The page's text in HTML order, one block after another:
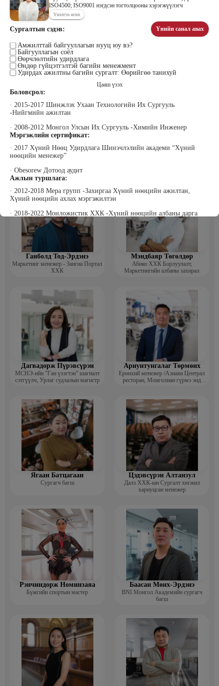
ISO4500; ISO9001 нэгдсэн тогтолцооны хэрэгжүүлэгч
Үнэлгээ өгөх
Сургалтын сэдэв: Үнийн санал авах
Амжилттай байгууллагын нууц юу вэ?
Байгууллагын соёл
Өөрчлөлтийн удирдлага
Өндөр гүйцэтгэлтэй багийн менежмент
Удирдах ажилтны багийн сургалт: Өөрийгөө танихуй
Цааш үзэх
Боловсрол:
· 2015-2017 Шинжлэх Ухаан Технологийн Их Сургууль
-Нийгмийн ажилтан
· 2008-2012 Монгол Улсын Их Сургууль -Химийн Инженер
Мэргэжлийн сертификат:
· 2017 Хүний Нөөц Удирдлага Шинэчлэлийн академи “Хүний
нөөцийн менежер”
· Obesorew Дотоод аудит
Ажлын туршлага:
· 2012-2018 Мера групп -Захиргаа Хүний нөөцийн ажилтан,
Хүний нөөцийн ахлах мэргэжилтэн
· 2018-2022 Монложистик ХХК -Хүний нөөцийн албаны дарга
· Явуу Импекс ХХК -Захиргаа, Хүний нөөцийн албаны дарга
· Таван Орд ХХК -ISO9001 стандарт авах ажлын хүрээнд Чанарын
менежер
· Элит цэцэрлэг -Гүйцэтгэх захирал
Наран анд консалтинг” ХХК-ийн
Захирал
Бээжин Солонгоо
Франклинкови Монгол ХХК
Уранбор Сэмбэрүү
Прус Центр ХХК-ийн Хяналт
шинжилгээ үнэлгээний дарга
ISO4500; ISO9001 нэгдсэн
тогтолцооны хэрэгжүүлэгч
Энхбаатар Ичинхорлоо
Ганболд Тод-Эрдэнэ
Маркетинг менежер - Зангиа Портал
ХХК
Мэндбаяр Төгөлдөр
Абико ХХК Борлуулалт,
Маркетингийн албаны захирал
Дагвадорж Пүрэвсүрэн
МСНЭ-ийн "Ган үзэгтэн" шагналт
сэтгүүлч, Урлаг судлалын магистр
Ариунтунгалаг Төрмөнх
Ерөнхий менежер /Азиана Централ
ресторан, Монголиан гүрмэ энд
Ягаан Батцагаан
Сургагч багш
Цэдэвсүрэн Алтанзул
Далз ХХК-ын Сургалт хөгжил
хариуцсан менежер
Рэнчиндорж Номинзаяа
Бүжгийн спортын мастер
Баасан Мөнх-Эрдэнэ
BNI Монгол Академийн сургагч
багш